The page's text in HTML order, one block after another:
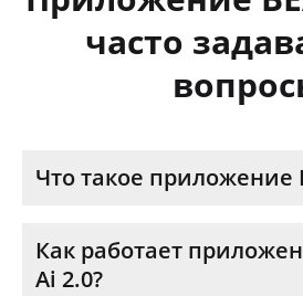
часто
Что такое приложение
Как работает
Ai 2.0?